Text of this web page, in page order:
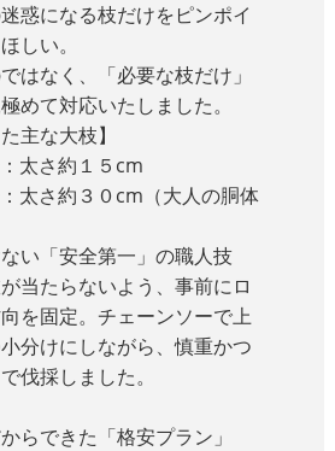
惑になる枝だけをピンポイ
しい。
はなく、「必要な枝だけ」
めて対応いたしました。
主な大枝】
太さ約１５cm
太さ約３０cm（大人の胴体
い「安全第一」の職人技
当たらないよう、事前にロ
を固定。チェーンソーで上
分けにしながら、慎重かつ
伐採しました。
らできた「格安プラン」